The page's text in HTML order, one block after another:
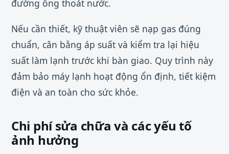
đường ống thoát nước.
Nếu cần thiết, kỹ thuật viên sẽ nạp gas đúng
chuẩn, cân bằng áp suất và kiểm tra lại hiệu
suất làm lạnh trước khi bàn giao. Quy trình này
đảm bảo máy lạnh hoạt động ổn định, tiết kiệm
điện và an toàn cho sức khỏe.
Chi phí sửa chữa và các yếu tố
ảnh hưởng